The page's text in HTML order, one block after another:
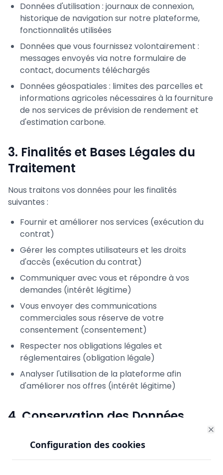
Données d'utilisation : journaux de connexion,
historique de navigation sur notre plateforme,
fonctionnalités utilisées
Données que vous fournissez volontairement :
messages envoyés via notre formulaire de
contact, documents téléchargés
Données géospatiales : limites des parcelles et
informations agricoles nécessaires à la fourniture
de nos services de prévision de rendement et
d'estimation carbone.
3. Finalités et Bases Légales du
Traitement
Nous traitons vos données pour les finalités
suivantes :
Fournir et améliorer nos services (exécution du
contrat)
Gérer les comptes utilisateurs et les droits
d'accès (exécution du contrat)
Communiquer avec vous et répondre à vos
demandes (intérêt légitime)
Vous envoyer des communications
commerciales sous réserve de votre
consentement (consentement)
Respecter nos obligations légales et
réglementaires (obligation légale)
Analyser l'utilisation de la plateforme afin
d'améliorer nos offres (intérêt légitime)
4. Conservation des Données
uniquement pendant la durée nécessaire à la
réalisation des finalités pour lesquelles elles ont été
Configuration des cookies